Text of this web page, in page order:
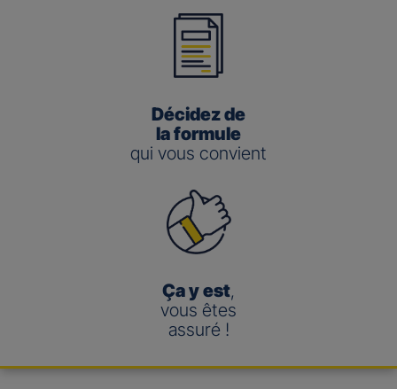
Décidez de
la formule
qui vous convient
Ça y est,
vous êtes
assuré !